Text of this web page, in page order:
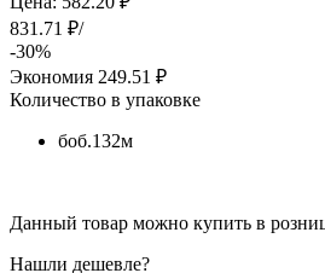
831.71 ₽/
-30%
Экономия 249.51 ₽
Количество в упаковке
боб.132м
Данный товар можно купить в
Нашли дешевле?